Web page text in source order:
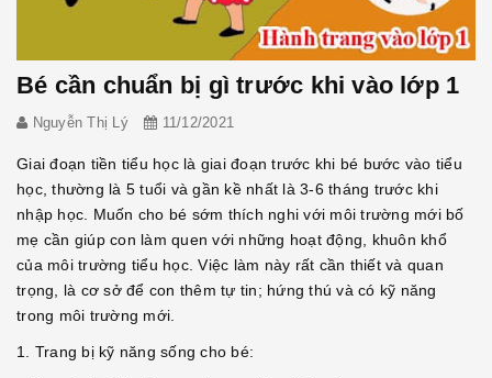
Bé cần chuẩn bị gì trước khi vào lớp 1
Nguyễn Thị Lý 11/12/2021
Giai đoạn tiền tiểu học là giai đoạn trước khi bé bước vào tiểu
học, thường là 5 tuổi và gần kề nhất là 3-6 tháng trước khi
nhập học. Muốn cho bé sớm thích nghi với môi trường mới bố
mẹ cần giúp con làm quen với những hoạt động, khuôn khổ
của môi trường tiểu học. Việc làm này rất cần thiết và quan
trọng, là cơ sở để con thêm tự tin; hứng thú và có kỹ năng
trong môi trường mới.
1. Trang bị kỹ năng sống cho bé: